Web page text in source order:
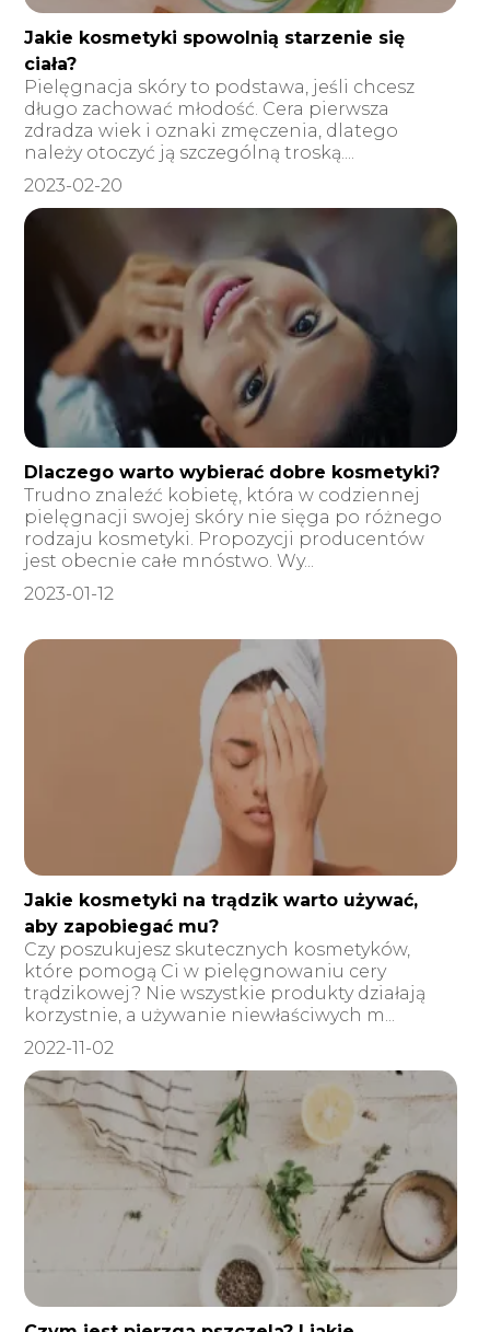
Jakie kosmetyki spowolnią starzenie się
ciała?
Pielęgnacja skóry to podstawa, jeśli chcesz
długo zachować młodość. Cera pierwsza
zdradza wiek i oznaki zmęczenia, dlatego
należy otoczyć ją szczególną troską....
2023-02-20
Dlaczego warto wybierać dobre kosmetyki?
Trudno znaleźć kobietę, która w codziennej
pielęgnacji swojej skóry nie sięga po różnego
rodzaju kosmetyki. Propozycji producentów
jest obecnie całe mnóstwo. Wy...
2023-01-12
Jakie kosmetyki na trądzik warto używać,
aby zapobiegać mu?
Czy poszukujesz skutecznych kosmetyków,
które pomogą Ci w pielęgnowaniu cery
trądzikowej? Nie wszystkie produkty działają
korzystnie, a używanie niewłaściwych m...
2022-11-02